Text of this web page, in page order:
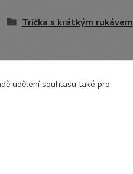
Trička s krátkým rukávem
udělení souhlasu také pro